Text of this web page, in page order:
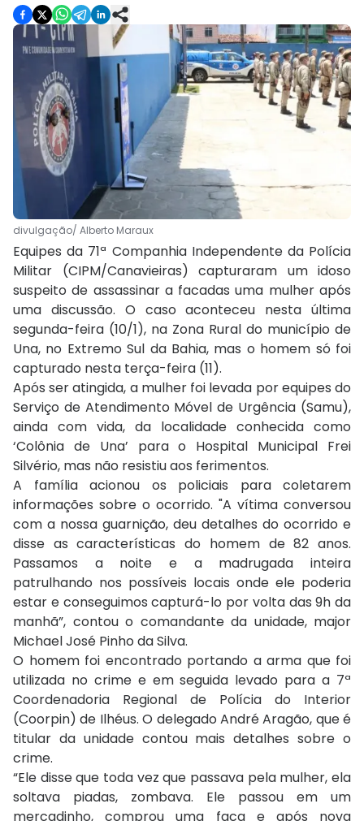
divulgação/ Alberto Maraux
Equipes da 71ª Companhia Independente da Polícia
Militar (CIPM/Canavieiras) capturaram um idoso
suspeito de assassinar a facadas uma mulher após
uma discussão. O caso aconteceu nesta última
segunda-feira (10/1), na Zona Rural do município de
Una, no Extremo Sul da Bahia, mas o homem só foi
capturado nesta terça-feira (11).
Após ser atingida, a mulher foi levada por equipes do
Serviço de Atendimento Móvel de Urgência (Samu),
ainda com vida, da localidade conhecida como
‘Colônia de Una’ para o Hospital Municipal Frei
Silvério, mas não resistiu aos ferimentos.
A família acionou os policiais para coletarem
informações sobre o ocorrido. "A vítima conversou
com a nossa guarnição, deu detalhes do ocorrido e
disse as características do homem de 82 anos.
Passamos a noite e a madrugada inteira
patrulhando nos possíveis locais onde ele poderia
estar e conseguimos capturá-lo por volta das 9h da
manhã”, contou o comandante da unidade, major
Michael José Pinho da Silva.
O homem foi encontrado portando a arma que foi
utilizada no crime e em seguida levado para a 7ª
Coordenadoria Regional de Polícia do Interior
(Coorpin) de Ilhéus. O delegado André Aragão, que é
titular da unidade contou mais detalhes sobre o
crime.
“Ele disse que toda vez que passava pela mulher, ela
soltava piadas, zombava. Ele passou em um
mercadinho, comprou uma faca e após nova